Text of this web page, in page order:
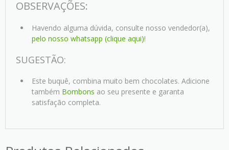
OBSERVAÇÕES:
Havendo alguma dúvida, consulte nosso vendedor(a),
pelo nosso whatsapp (clique aqui)!
SUGESTÃO:
Este buquê, combina muito bem chocolates. Adicione
também Bombons ao seu presente e garanta
satisfação completa.